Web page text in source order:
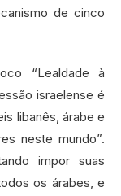
de cinco
“Lealdade à
israelense é
libanês, árabe e
neste mundo”.
impor suas
os árabes, e